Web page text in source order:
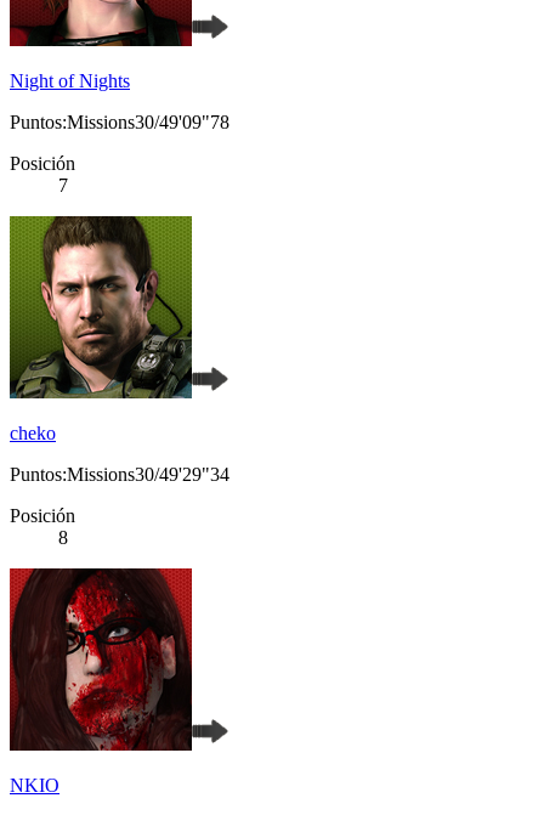
Night of Nights
Puntos:Missions30/49'09"78
Posición
7
cheko
Puntos:Missions30/49'29"34
Posición
8
NKIO